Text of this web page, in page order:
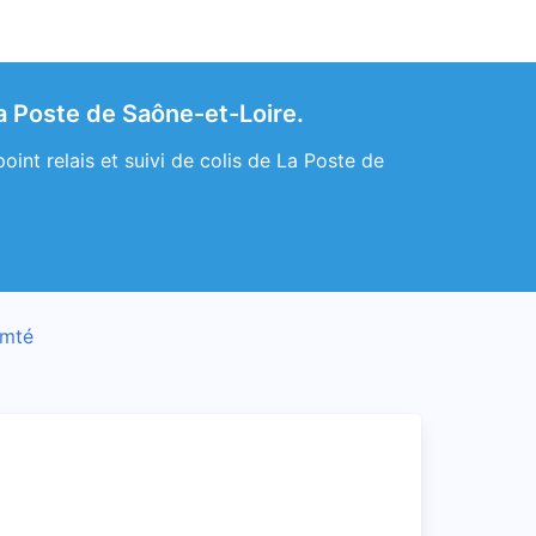
Poste de Saône-et-Loire.
relais et suivi de colis de La Poste de